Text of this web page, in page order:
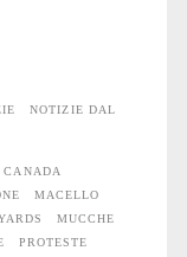
NOTIZIE DAL
CANADA
MACELLO
MUCCHE
PROTESTE